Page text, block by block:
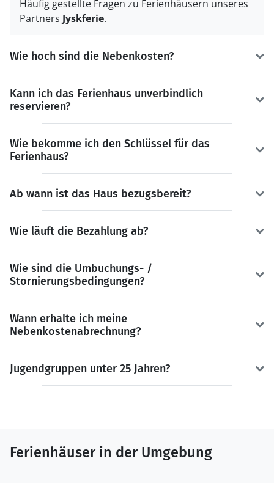
Häufig gestellte Fragen zu Ferienhäusern unseres
Partners Jyskferie.
Wie hoch sind die Nebenkosten?
Kann ich das Ferienhaus unverbindlich
reservieren?
Wie bekomme ich den Schlüssel für das
Ferienhaus?
Ab wann ist das Haus bezugsbereit?
Wie läuft die Bezahlung ab?
Wie sind die Umbuchungs- /
Stornierungsbedingungen?
Wann erhalte ich meine
Nebenkostenabrechnung?
Jugendgruppen unter 25 Jahren?
Ferienhäuser in der Umgebung